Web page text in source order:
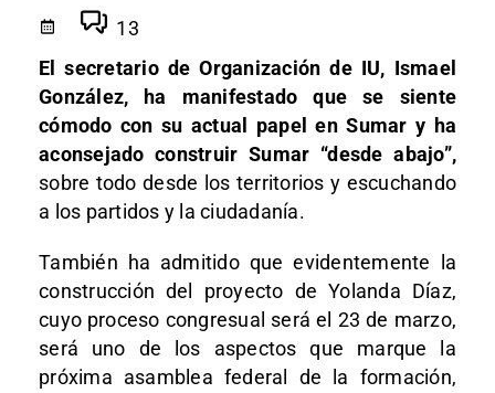
13
El secretario de Organización de IU, Ismael
González, ha manifestado que se siente
cómodo con su actual papel en Sumar y ha
aconsejado construir Sumar “desde abajo”,
sobre todo desde los territorios y escuchando
a los partidos y la ciudadanía.
También ha admitido que evidentemente la
construcción del proyecto de Yolanda Díaz,
cuyo proceso congresual será el 23 de marzo,
será uno de los aspectos que marque la
próxima asamblea federal de la formación,